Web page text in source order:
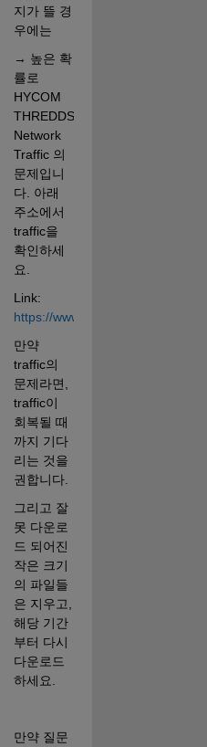
지가 뜰 경
우에는
→ 높은 확
률로
HYCOM
THREDDS
Network
Traffic 의
문제입니
다. 아래
주소에서
traffic을
확인하세
요.
Link:
https://www.hycom.org/tools/status
만약
traffic의
문제라면,
traffic이
회복될 때
까지 기다
리는 것을
권합니다.
그리고 잘
못 다운로
드 되어진
작은 크기
의 파일들
은 지우고,
해당 기간
부터 다시
다운로드
하세요.
만약 질문